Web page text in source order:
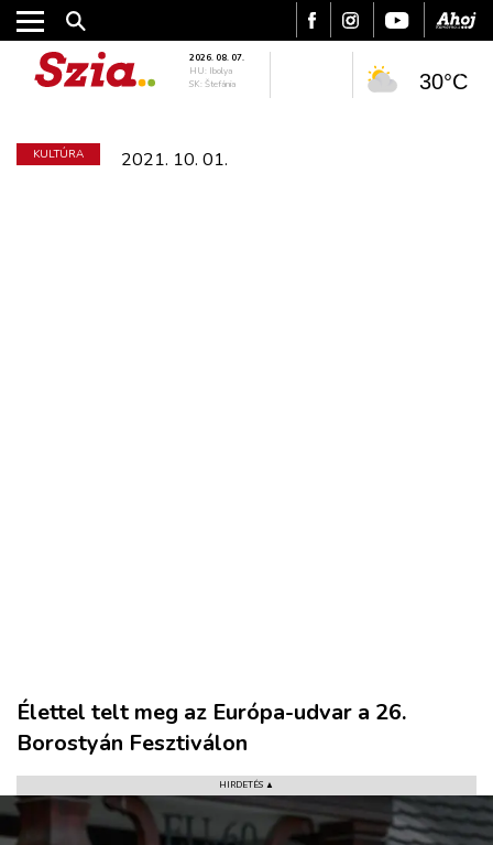
2026. 08. 07.
HU: Ibolya
SK: Štefánia
30°C
KULTÚRA 2021. 10. 01.
Élettel telt meg az Európa-udvar a 26.
Borostyán Fesztiválon
HIRDETÉS ▲